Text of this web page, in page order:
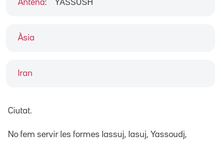
Àsia
Iran
Antena: YASSÚSH
Ciutat.
No fem servir les formes Iassuj, Iasuj, Yassoudj,